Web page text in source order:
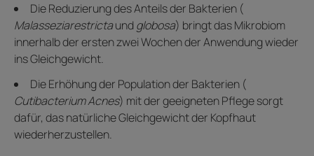
Die Reduzierung des Anteils der Bakterien (
Malasseziarestrictaundglobosa) bringt das Mikrobiom
innerhalb der ersten zwei Wochen der Anwendung wieder
ins Gleichgewicht.
Die Erhöhung der Population der Bakterien (
Cutibacterium Acnes) mit der geeigneten Pflege sorgt
dafür, das natürliche Gleichgewicht der Kopfhaut
wiederherzustellen.